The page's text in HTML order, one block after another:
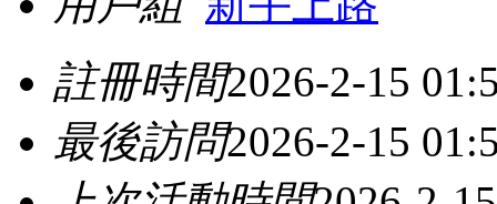
註冊時間2026-2-15
最後訪問2026-2-15